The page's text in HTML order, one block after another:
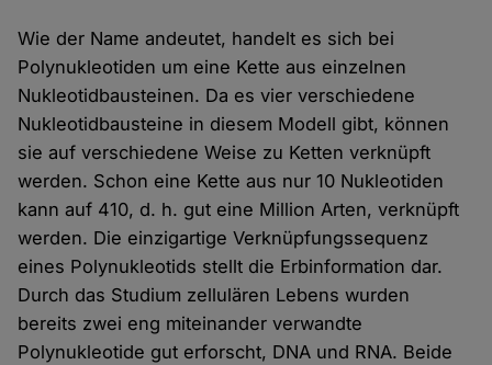
Wie der Name andeutet, handelt es sich bei
Polynukleotiden um eine Kette aus einzelnen
Nukleotidbausteinen. Da es vier verschiedene
Nukleotidbausteine in diesem Modell gibt, können
sie auf verschiedene Weise zu Ketten verknüpft
werden. Schon eine Kette aus nur 10 Nukleotiden
kann auf 410, d. h. gut eine Million Arten, verknüpft
werden. Die einzigartige Verknüpfungssequenz
eines Polynukleotids stellt die Erbinformation dar.
Durch das Studium zellulären Lebens wurden
bereits zwei eng miteinander verwandte
Polynukleotide gut erforscht, DNA und RNA. Beide